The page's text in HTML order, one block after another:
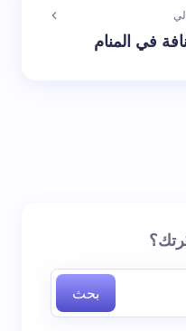
في المنام
الحقول الإلزامية مشار
بحث